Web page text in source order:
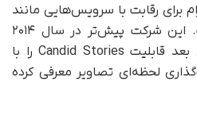
برای رقابت با سرویس‌هایی مانند
اسنپ‌چت و BeReal نیست. این شرکت پیش‌تر در سال ۲۰۱۴
اپلیکیشن Bolt و چند سال بعد قابلیت Candid Stories را با
لحظه‌ای تصاویر معرفی کرده